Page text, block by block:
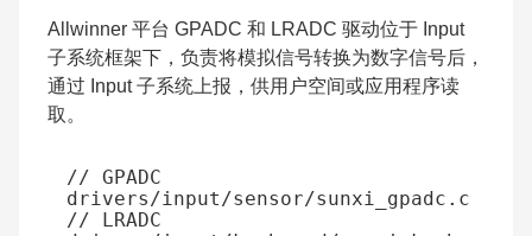
Allwinner 平台 GPADC 和 LRADC 驱动位于 Input
子系统框架下，负责将模拟信号转换为数字信号后，
通过 Input 子系统上报，供用户空间或应用程序读
取。
// GPADC
drivers/input/sensor/sunxi_gpadc . c
// LRADC